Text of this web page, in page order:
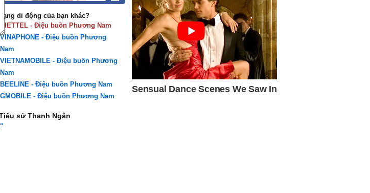
Mạng di động của bạn khác?
VIETTEL - Điệu buồn Phương Nam
VINAPHONE - Điệu buồn Phương
Nam
VIETNAMOBILE - Điệu buồn Phương
Nam
BEELINE - Điệu buồn Phương Nam
GMOBILE - Điệu buồn Phương Nam
sử Thanh Ngân